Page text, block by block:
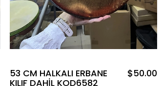
53 CM HALKALI ERBANE
KILIF DAHİL KOD6582
$50.00